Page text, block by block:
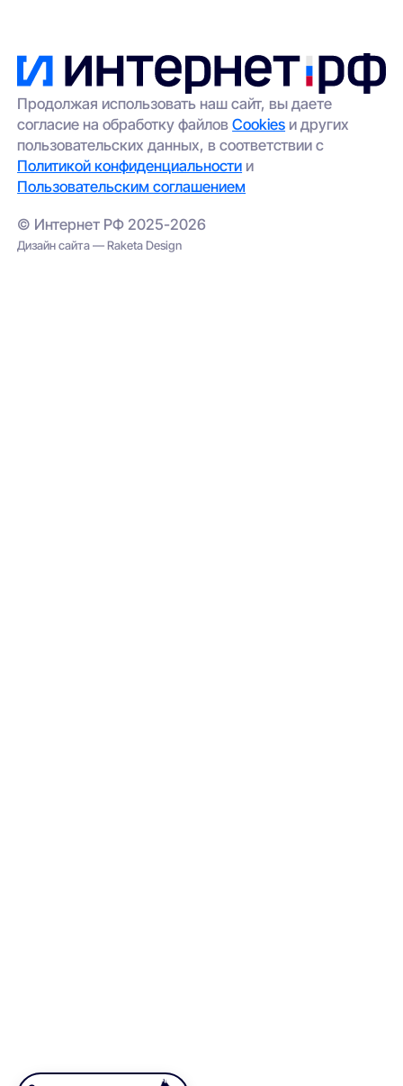
Продолжая использовать наш сайт, вы даете
согласие на обработку файловCookies и других
пользовательских данных, в соответствии с
Политикой конфиденциальности и
Пользовательским соглашением
© Интернет РФ 2025-2026
Дизайн сайта — Raketa Design